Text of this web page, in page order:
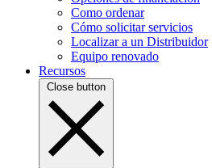
Como ordenar
Cómo solicitar servicios
Localizar a un Distribuidor
Equipo renovado
Recursos
Close button